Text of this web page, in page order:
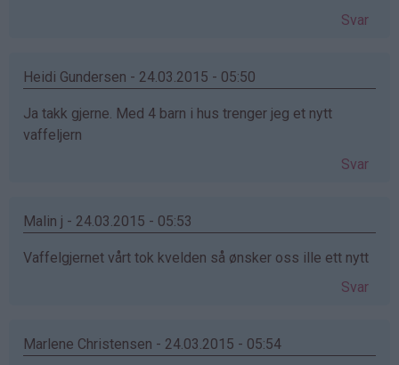
Svar
Heidi Gundersen - 24.03.2015 - 05:50
Ja takk gjerne. Med 4 barn i hus trenger jeg et nytt
vaffeljern
Svar
Malin j - 24.03.2015 - 05:53
Vaffelgjernet vårt tok kvelden så ønsker oss ille ett nytt
Svar
Marlene Christensen - 24.03.2015 - 05:54